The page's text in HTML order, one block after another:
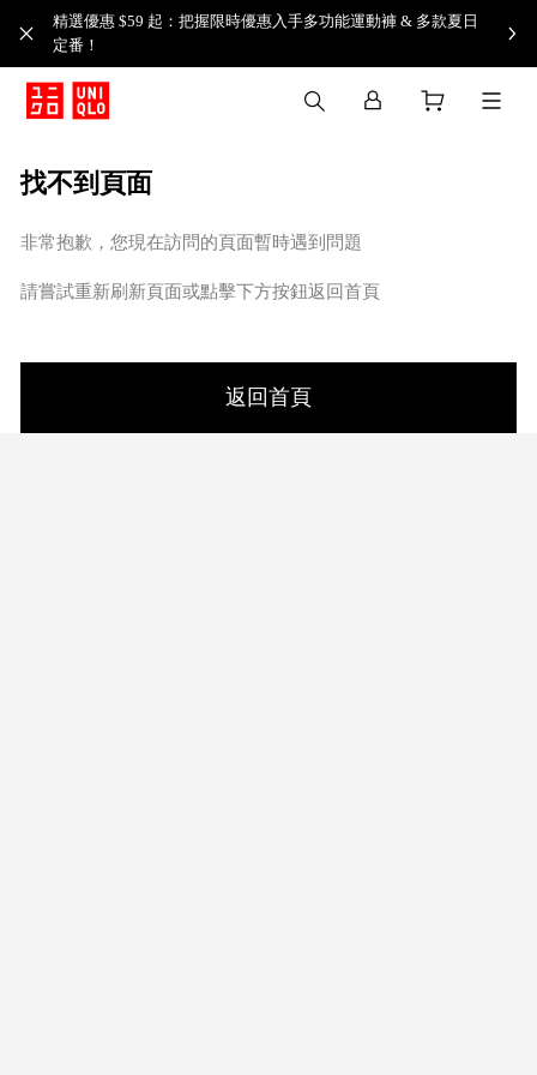
精選優惠 $59 起：把握限時優惠入手多功能運動褲 & 多款夏日
定番！​
找不到頁面
非常抱歉，您現在訪問的頁面暫時遇到問題
請嘗試重新刷新頁面或點擊下方按鈕返回首頁
返回首頁